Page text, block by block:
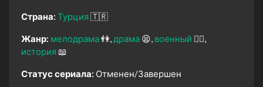
Страна: Турция🇹🇷
Жанр: мелодрама👫 драма 😫 военный 👨‍✈️
история 📖
Статус сериала: Отменен/Завершен